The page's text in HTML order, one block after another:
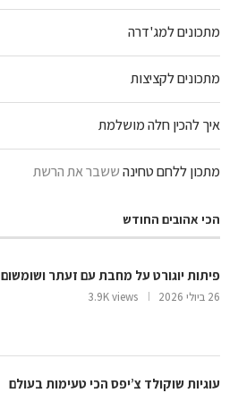
מתכונים למג'דרה
מתכונים לקציצות
איך להכין חלה מושלמת
מתכון ללחם טחינהששבר את הרשת
הכי אהובים החודש
פיתות יוגורט על מחבת עם זעתר ושומשום
26 ביולי 2026 3.9K views
עוגיות שוקולד צ’יפס הכי טעימות בעולם